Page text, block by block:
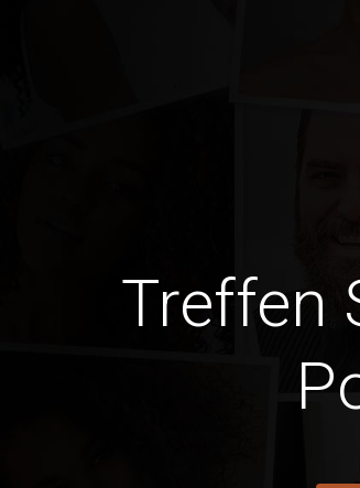
Treffen